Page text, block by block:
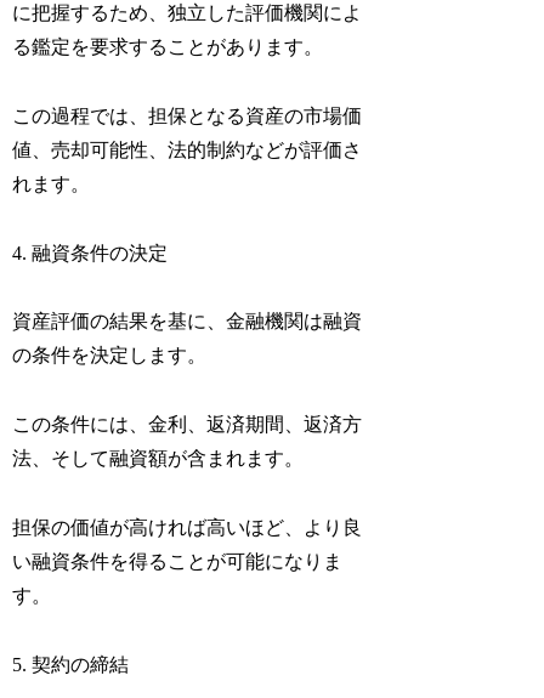
に把握するため、独立した評価機関によ
る鑑定を要求することがあります。
この過程では、担保となる資産の市場価
値、売却可能性、法的制約などが評価さ
れます。
4. 融資条件の決定
資産評価の結果を基に、金融機関は融資
の条件を決定します。
この条件には、金利、返済期間、返済方
法、そして融資額が含まれます。
担保の価値が高ければ高いほど、より良
い融資条件を得ることが可能になりま
す。
5. 契約の締結